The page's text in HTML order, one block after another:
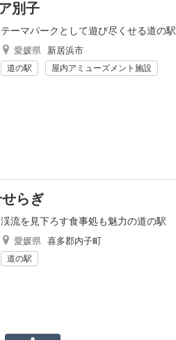
別子
テーマパークとして遊び尽くせる道の駅
愛媛県 新居浜市
道の駅 屋内アミューズメント施設
らぎ
渓流を見下ろす食事処も魅力の道の駅
愛媛県 喜多郡内子町
道の駅